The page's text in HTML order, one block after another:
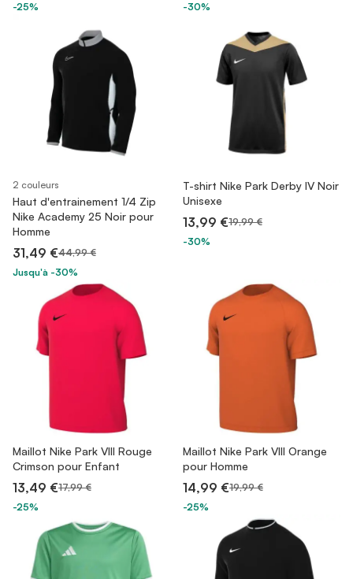
-25%
-30%
2 couleurs
Haut d'entrainement 1/4 Zip
Nike Academy 25 Noir pour
Homme
31,49 €44,99 €
Jusqu'à -30%
T-shirt Nike Park Derby IV Noir
Unisexe
13,99 €19,99 €
-30%
Maillot Nike Park VIII Rouge
Crimson pour Enfant
13,49 €17,99 €
-25%
Maillot Nike Park VIII Orange
pour Homme
14,99 €19,99 €
-25%